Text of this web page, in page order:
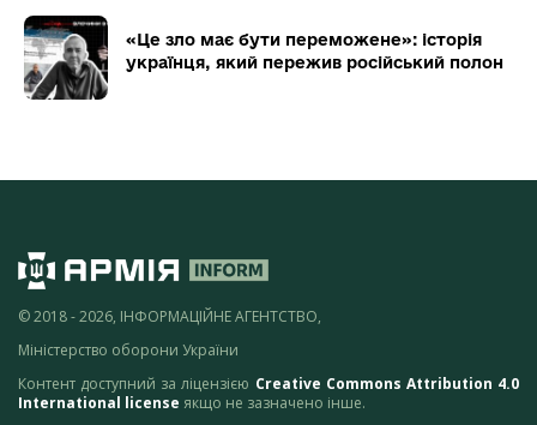
«Це зло має бути переможене»: історія
українця, який пережив російський полон
© 2018 - 2026, ІНФОРМАЦІЙНЕ АГЕНТСТВО,
Міністерство оборони України
Контент доступний за ліцензією Creative Commons Attribution 4.0
International license якщо не зазначено інше.